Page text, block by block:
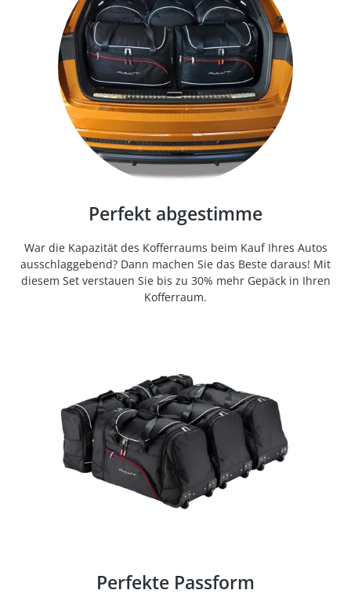
Perfekt abgestimme
War die Kapazität des Kofferraums beim Kauf Ihres Autos
ausschlaggebend? Dann machen Sie das Beste daraus! Mit
diesem Set verstauen Sie bis zu 30% mehr Gepäck in Ihren
Kofferraum.
Perfekte Passform